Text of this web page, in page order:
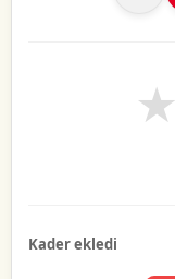
★
Kader ekledi